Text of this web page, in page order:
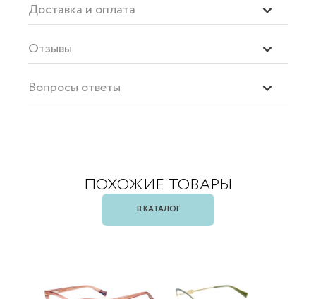
Доставка и оплата
Отзывы
Вопросы ответы
ПОХОЖИЕ ТОВАРЫ
В КАТАЛОГ